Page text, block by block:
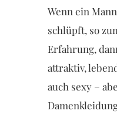
Wenn ein
schlüpft, so
Erfahrung,
attraktiv,
auch sexy –